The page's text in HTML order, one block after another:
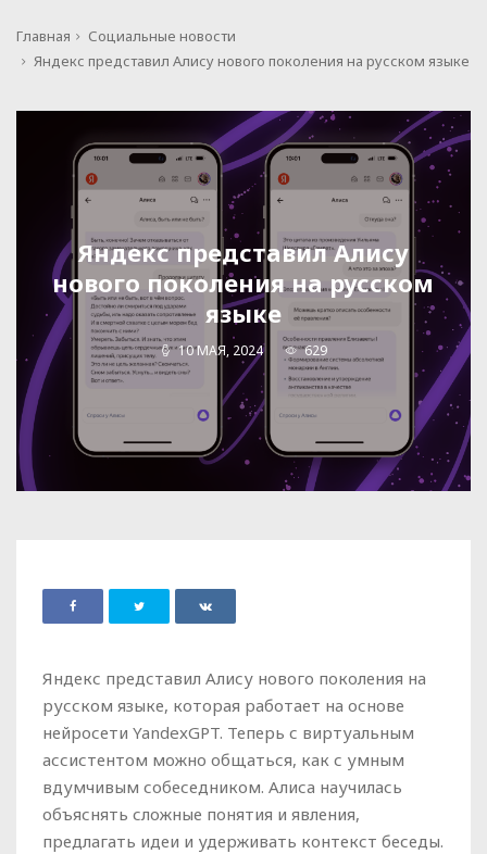
Главная
Социальные новости
Яндекс представил Алису нового поколения на русском языке
Яндекс представил Алису
нового поколения на русском
языке
10 МАЯ, 2024 629
Яндекс представил Алису нового поколения на
русском языке, которая работает на основе
нейросети YandexGPT. Теперь с виртуальным
ассистентом можно общаться, как с умным
вдумчивым собеседником. Алиса научилась
объяснять сложные понятия и явления,
предлагать идеи и удерживать контекст беседы.